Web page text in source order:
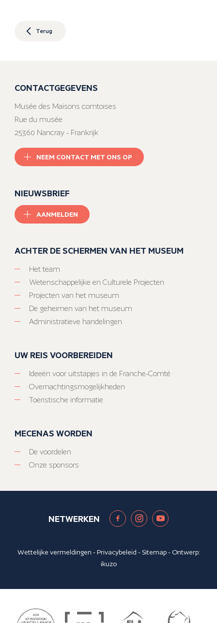
Terug
CONTACTGEGEVENS
Musée des Maisons comtoises
Rue du musée
25360 Nancray - Frankrijk
NEEM CONTACT MET ONS OP
NIEUWSBRIEF
AANMELDEN
ACHTER DE SCHERMEN VAN HET MUSEUM
Het team
Wetenschappelijke en Culturele Projecten
Projecten van het museum
De geheimen van het museum
Administratieve handelingen
UW REIS VOORBEREIDEN
Ideeën voor uitstapjes in de Franche-Comté
Overnachtingsmogelijkheden
Toeristische informatie
MECENAS WORDEN
De voordelen
Onze sponsors
NETWERKEN
Wettelijke vermeldingen -Privacybeleid - Sitemap- Ontwerp:
ikuzo